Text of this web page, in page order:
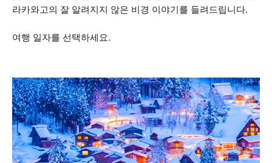
라카와고의 잘 알려지지 않은 비경 이야기를 들려드립니다.
여행 일자를 선택하세요.